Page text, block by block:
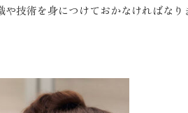
技術を身につけておかなければなり